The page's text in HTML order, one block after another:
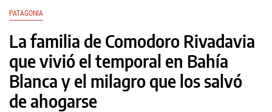
PATAGONIA
La familia de Comodoro Rivadavia
que vivió el temporal en Bahía
Blanca y el milagro que los salvó
de ahogarse